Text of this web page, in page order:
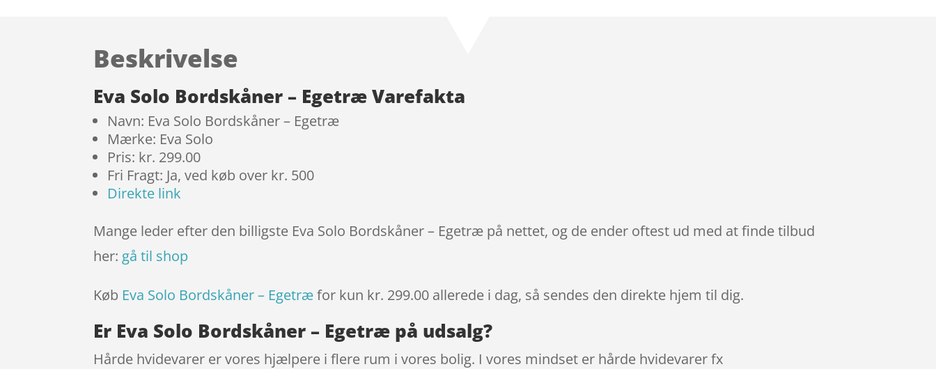
Beskrivelse
Eva Solo Bordskåner – Egetræ Varefakta
Navn: Eva Solo Bordskåner – Egetræ
Mærke: Eva Solo
Pris: kr. 299.00
Fri Fragt: Ja, ved køb over kr. 500
Direkte link
Mange leder efter den billigste Eva Solo Bordskåner – Egetræ på nettet, og de ender oftest ud med at finde tilbud
her: gå til shop
Køb Eva Solo Bordskåner – Egetræfor kun kr. 299.00 allerede i dag, så sendes den direkte hjem til dig.
Er Eva Solo Bordskåner – Egetræ på udsalg?
Hårde hvidevarer er vores hjælpere i flere rum i vores bolig. I vores mindset er hårde hvidevarer fx